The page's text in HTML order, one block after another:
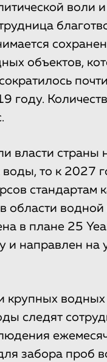
воли
объектов,
году.
власти страны
то к 2027
стандартам
области водной
в плане 25
и направлен на
крупных водных
следят
забора проб